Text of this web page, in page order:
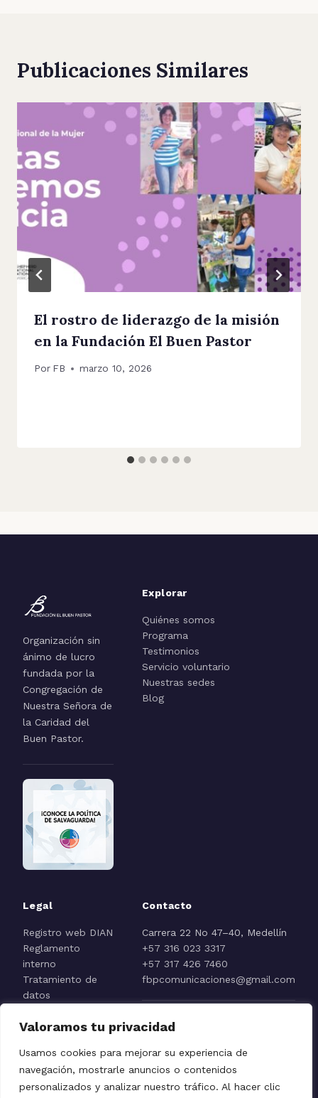
Valoramos tu privacidad
Usamos cookies para mejorar su experiencia de
navegación, mostrarle anuncios o contenidos
personalizados y analizar nuestro tráfico. Al hacer clic
Publicaciones Similares
El rostro de liderazgo de la misión
en la Fundación El Buen Pastor
Por FB marzo 10, 2026
Organización sin
ánimo de lucro
fundada por la
Congregación de
Nuestra Señora de
la Caridad del
Buen Pastor.
Explorar
Quiénes somos
Programa
Testimonios
Servicio voluntario
Nuestras sedes
Blog
Legal
Registro web DIAN
Reglamento
interno
Tratamiento de
datos
privacidad
Contacto
Carrera 22 No 47–40, Medellín
+57 316 023 3317
+57 317 426 7460
fbpcomunicaciones@gmail.com